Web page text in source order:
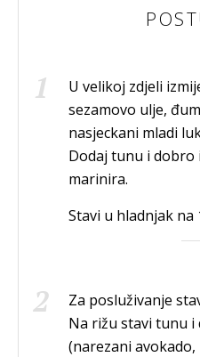
U velikoj zdjeli
sezamovo ulje,
nasjeckani mladi
Dodaj tunu i dobro
marinira.
Stavi u hladnjak na
Za posluživanje
Na rižu stavi tunu
(narezani